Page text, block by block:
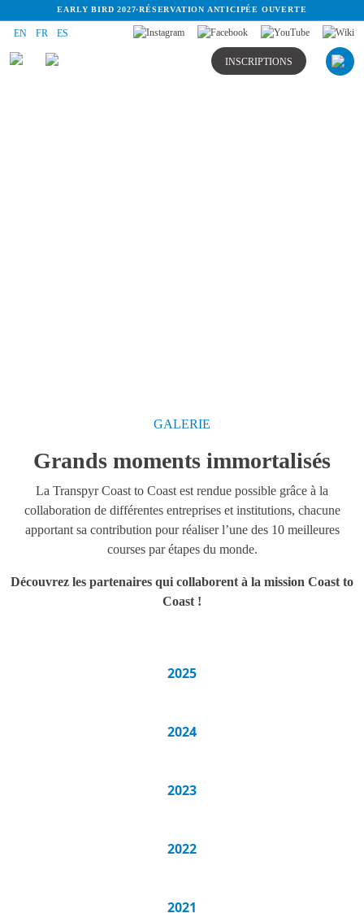
EARLY BIRD 2027·RÉSERVATION ANTICIPÉE OUVERTE
EN FR ES
INSCRIPTIONS
GALERIE
Grands moments immortalisés
La Transpyr Coast to Coast est rendue possible grâce à la
collaboration de différentes entreprises et institutions, chacune
apportant sa contribution pour réaliser l’une des 10 meilleures
courses par étapes du monde.
Découvrez les partenaires qui collaborent à la mission Coast to
Coast !
2025
2024
2023
2022
2021